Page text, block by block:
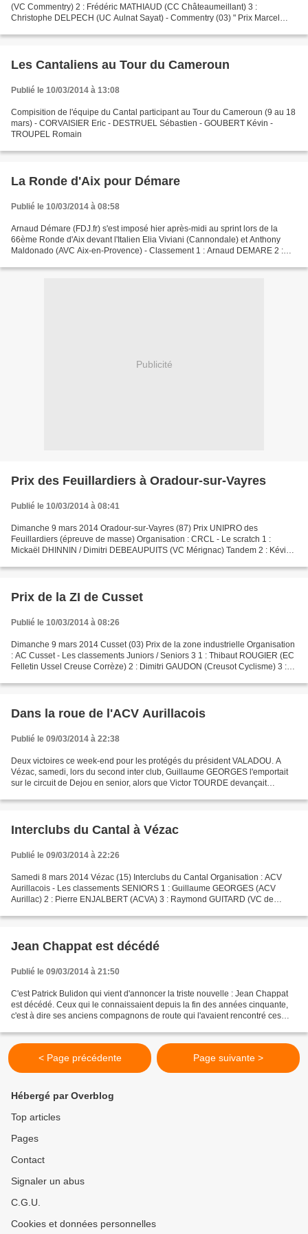
(VC Commentry) 2 : Frédéric MATHIAUD (CC Châteaumeillant) 3 :
Christophe DELPECH (UC Aulnat Sayat) - Commentry (03) " Prix Marcel
Les Cantaliens au Tour du Cameroun
Publié le 10/03/2014 à 13:08
Compisition de l'équipe du Cantal participant au Tour du Cameroun (9 au 18
mars) - CORVAISIER Eric - DESTRUEL Sébastien - GOUBERT Kévin -
TROUPEL Romain
La Ronde d'Aix pour Démare
Publié le 10/03/2014 à 08:58
Arnaud Démare (FDJ.fr) s'est imposé hier après-midi au sprint lors de la
66ème Ronde d'Aix devant l'Italien Elia Viviani (Cannondale) et Anthony
Maldonado (AVC Aix-en-Provence) - Classement 1 : Arnaud DEMARE 2 :
Publicité
Prix des Feuillardiers à Oradour-sur-Vayres
Publié le 10/03/2014 à 08:41
Dimanche 9 mars 2014 Oradour-sur-Vayres (87) Prix UNIPRO des
Feuillardiers (épreuve de masse) Organisation : CRCL - Le scratch 1 :
Mickaël DHINNIN / Dimitri DEBEAUPUITS (VC Mérignac) Tandem 2 : Kévin
Prix de la ZI de Cusset
Publié le 10/03/2014 à 08:26
Dimanche 9 mars 2014 Cusset (03) Prix de la zone industrielle Organisation
: AC Cusset - Les classements Juniors / Seniors 3 1 : Thibaut ROUGIER (EC
Felletin Ussel Creuse Corrèze) 2 : Dimitri GAUDON (Creusot Cyclisme) 3 :
Dans la roue de l'ACV Aurillacois
Publié le 09/03/2014 à 22:38
Deux victoires ce week-end pour les protégés du président VALADOU. A
Vézac, samedi, lors du second inter club, Guillaume GEORGES l'emportait
sur le circuit de Dejou en senior, alors que Victor TOURDE devançait
Interclubs du Cantal à Vézac
Publié le 09/03/2014 à 22:26
Samedi 8 mars 2014 Vézac (15) Interclubs du Cantal Organisation : ACV
Aurillacois - Les classements SENIORS 1 : Guillaume GEORGES (ACV
Aurillac) 2 : Pierre ENJALBERT (ACVA) 3 : Raymond GUITARD (VC de
Jean Chappat est décédé
Publié le 09/03/2014 à 21:50
C'est Patrick Bulidon qui vient d'annoncer la triste nouvelle : Jean Chappat
est décédé. Ceux qui le connaissaient depuis la fin des années cinquante,
c'est à dire ses anciens compagnons de route qui l'avaient rencontré ces
< Page précédente Page suivante >
Hébergé par Overblog
Top articles
Pages
Contact
Signaler un abus
C.G.U.
Cookies et données personnelles